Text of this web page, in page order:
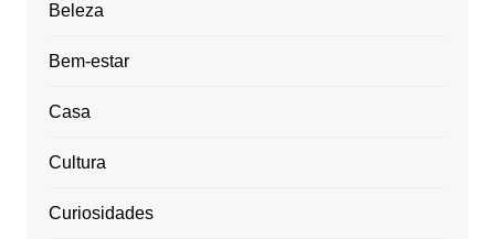
Beleza
Bem-estar
Casa
Cultura
Curiosidades